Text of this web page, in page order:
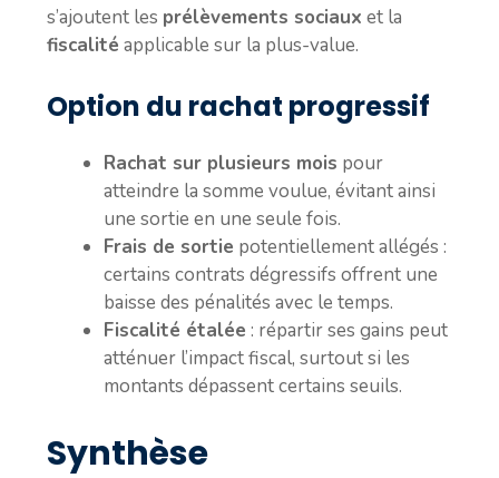
s’ajoutent les prélèvements sociaux et la
fiscalité applicable sur la plus-value.
Option du rachat progressif
Rachat sur plusieurs mois pour
atteindre la somme voulue, évitant ainsi
une sortie en une seule fois.
Frais de sortie potentiellement allégés :
certains contrats dégressifs offrent une
baisse des pénalités avec le temps.
Fiscalité étalée : répartir ses gains peut
atténuer l’impact fiscal, surtout si les
montants dépassent certains seuils.
Synthèse